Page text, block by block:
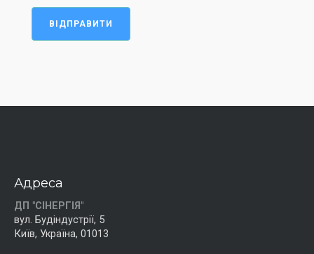
ВІДПРАВИТИ
Адреса
ДП "СІНЕРГІЯ"
вул. Будіндустрії, 5
Київ, Україна, 01013